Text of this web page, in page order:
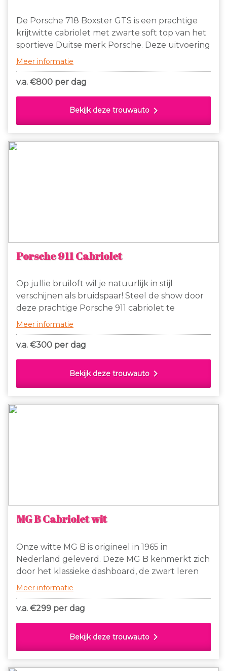
De Porsche 718 Boxster GTS is een prachtige
krijtwitte cabriolet met zwarte soft top van het
sportieve Duitse merk Porsche. Deze uitvoering
is voorzien van een volledig met zwart leer en
uit straalt.
Meer informatie
v.a. €800 per dag
Bekijk deze trouwauto chevron_right
Porsche 911 Cabriolet
Op jullie bruiloft wil je natuurlijk in stijl
verschijnen als bruidspaar! Steel de show door
deze prachtige Porsche 911 cabriolet te
gebruiken als trouwauto!
Meer informatie
v.a. €300 per dag
Bekijk deze trouwauto chevron_right
MG B Cabriolet wit
Onze witte MG B is origineel in 1965 in
Nederland geleverd. Deze MG B kenmerkt zich
door het klassieke dashboard, de zwart leren
stoelen, welke voorzien zijn van witte bies, de
spaakvelgen, originele chromen bumpers en
het chromen kofferrekje waarop een leuke
Meer informatie
v.a. €299 per dag
Bekijk deze trouwauto chevron_right